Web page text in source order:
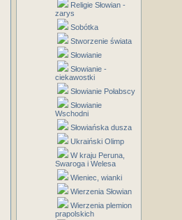
Religie Słowian -
zarys
Sobótka
Stworzenie świata
Słowianie
Słowianie -
ciekawostki
Słowianie Połabscy
Słowianie
Wschodni
Słowiańska dusza
Ukraiński Olimp
W kraju Peruna,
Swaroga i Welesa
Wieniec, wianki
Wierzenia Słowian
Wierzenia plemion
prapolskich